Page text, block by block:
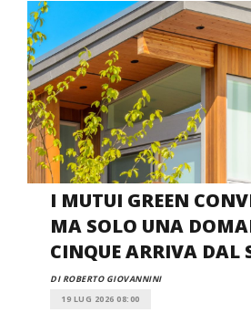
I MUTUI GREEN
MA SOLO UNA
CINQUE ARRIVA DAL
DI ROBERTO GIOVANNINI
19 LUG 2026 08:00